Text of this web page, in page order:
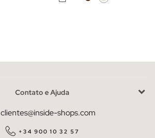
Contato e Ajuda
clientes@inside-shops.com
+34 900 10 32 57